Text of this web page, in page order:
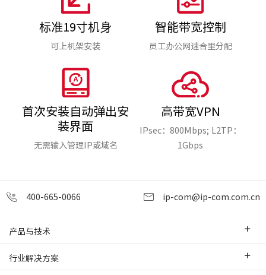
标准19寸机身
可上机架安装
智能带宽控制
员工办公网速合里分配
首次安装自动弹出安
装界面
无需输入管理IP或域名
高带宽VPN
IPsec：800Mbps; L2TP：
1Gbps
400-665-0066 ip-com@ip-com.com.cn
产品与技术
企业级路由器
行业解决方案